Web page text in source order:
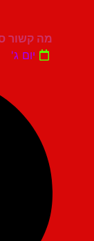
מה קשור
יום ג'